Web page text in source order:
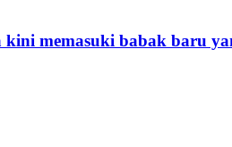
memasuki babak baru